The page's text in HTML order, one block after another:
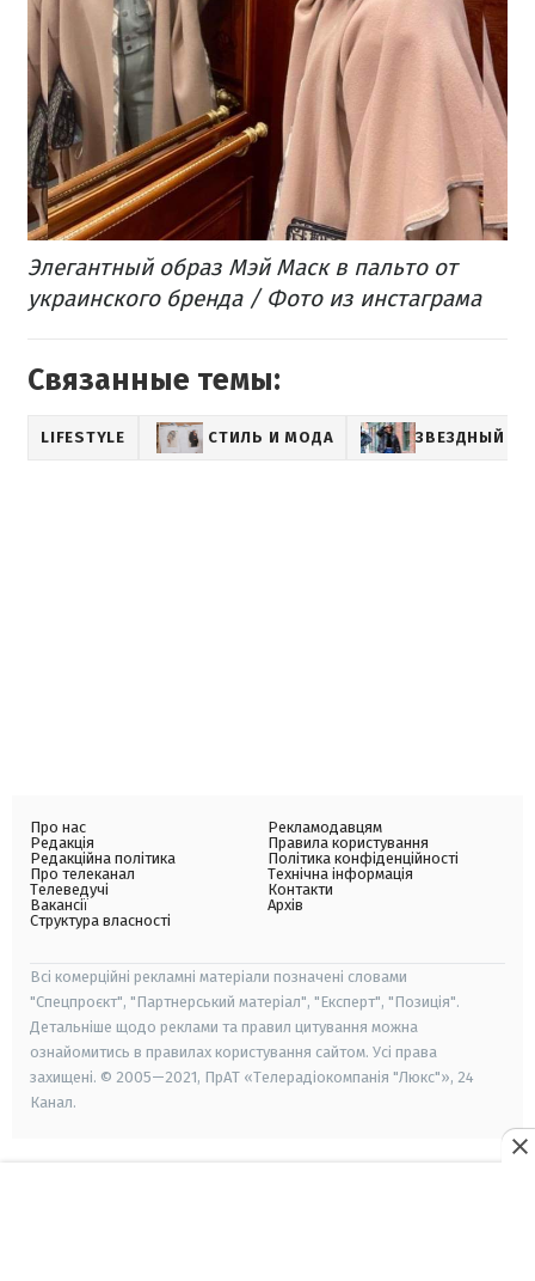
Элегантный образ Мэй Маск в пальто от
украинского бренда / Фото из инстаграма
Связанные темы:
LIFESTYLE СТИЛЬ И МОДА ЗВЕЗДНЫЙ
Про нас
Редакція
Редакційна політика
Про телеканал
Телеведучі
Вакансії
Структура власності
Рекламодавцям
Правила користування
Політика конфіденційності
Технічна інформація
Контакти
Архів
Всі комерційні рекламні матеріали позначені словами
"Спецпроєкт", "Партнерський матеріал", "Експерт", "Позиція".
Детальніше щодо реклами та правил цитування можна
ознайомитись в правилах користування сайтом. Усі права
захищені. © 2005—2021, ПрАТ «Телерадіокомпанія "Люкс"», 24
Канал.